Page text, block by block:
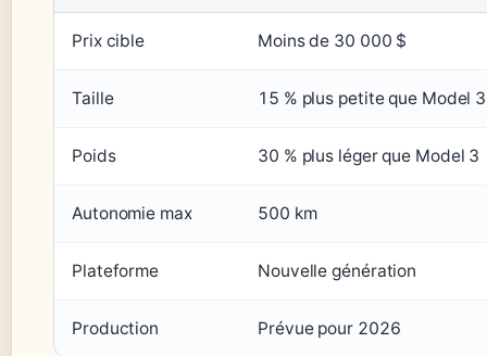
Prix cible Moins de 30 000 $
Taille 15 % plus petite que Model 3
Poids 30 % plus léger que Model 3
Autonomie max 500 km
Plateforme Nouvelle génération
Production Prévue pour 2026